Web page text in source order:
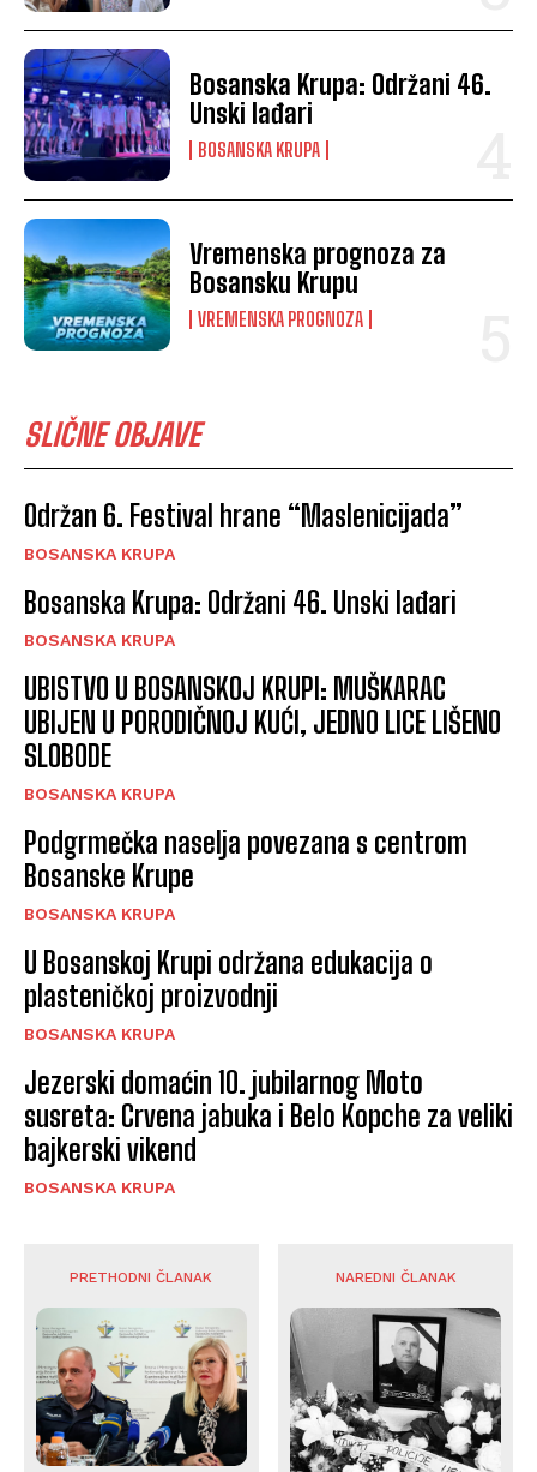
Bosanska Krupa: Održani 46.
Unski lađari
BOSANSKA KRUPA
Vremenska prognoza za
Bosansku Krupu
VREMENSKA PROGNOZA
SLIČNE OBJAVE
Održan 6. Festival hrane “Maslenicijada”
BOSANSKA KRUPA
Bosanska Krupa: Održani 46. Unski lađari
BOSANSKA KRUPA
UBISTVO U BOSANSKOJ KRUPI: MUŠKARAC
UBIJEN U PORODIČNOJ KUĆI, JEDNO LICE LIŠENO
SLOBODE
BOSANSKA KRUPA
Podgrmečka naselja povezana s centrom
Bosanske Krupe
BOSANSKA KRUPA
U Bosanskoj Krupi održana edukacija o
plasteničkoj proizvodnji
BOSANSKA KRUPA
Jezerski domaćin 10. jubilarnog Moto
susreta: Crvena jabuka i Belo Kopche za veliki
bajkerski vikend
BOSANSKA KRUPA
PRETHODNI ČLANAK NAREDNI ČLANAK